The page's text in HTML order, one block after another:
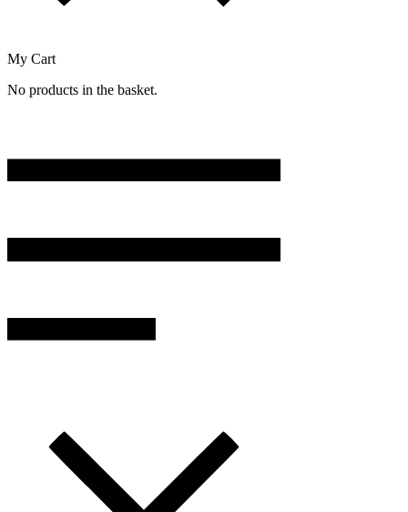
My Cart
No products in the basket.